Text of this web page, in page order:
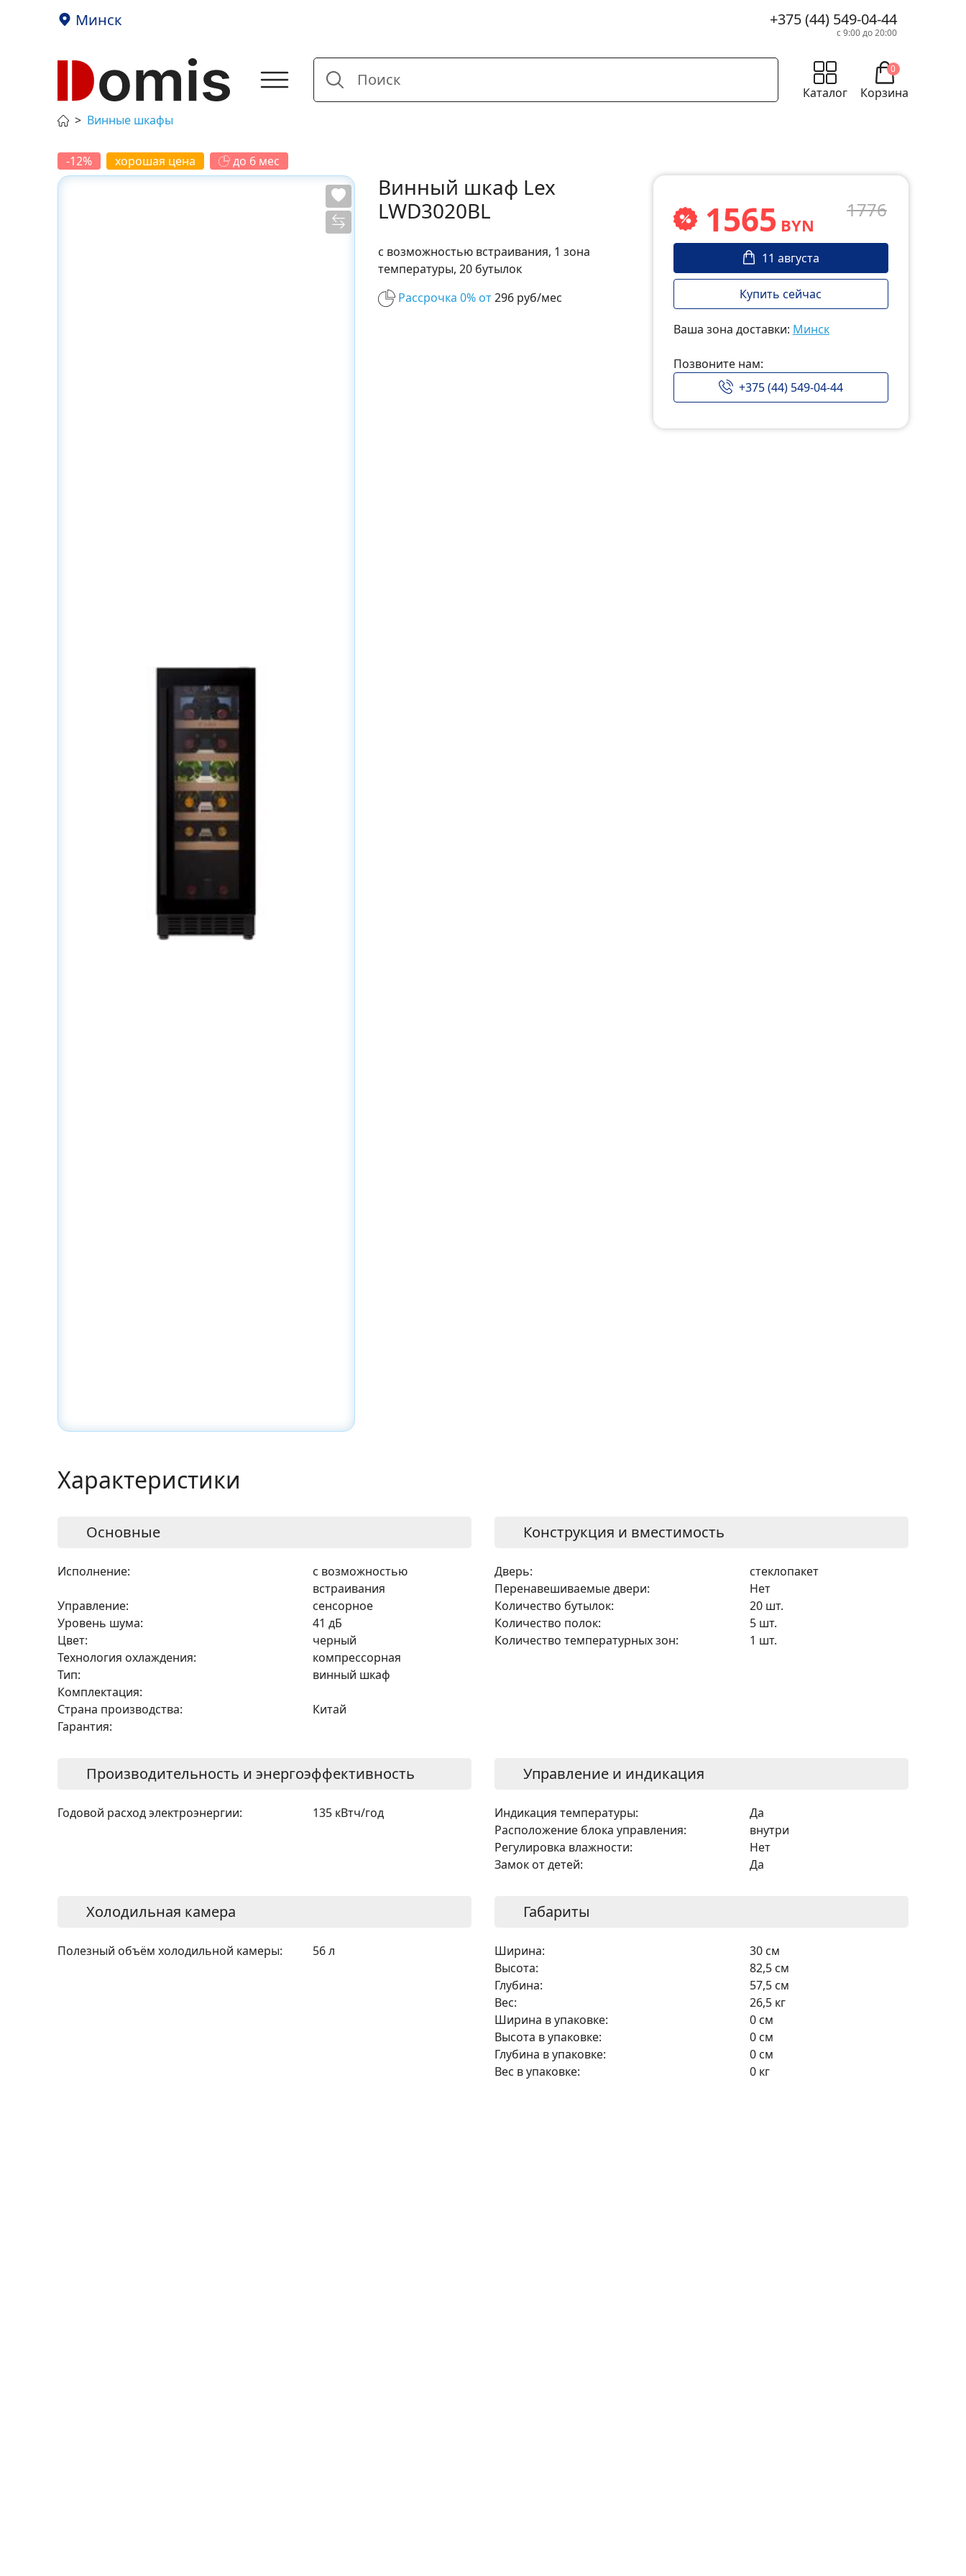
+375 (44) 549-04-44
с 9:00 до 20:00
Корзина
0
Минск
Каталог
Винные шкафы
-12% хорошая цена до 6 мес
Винный шкаф Lex
LWD3020BL
с возможностью встраивания, 1 зона
температуры, 20 бутылок
Рассрочка 0% от296 руб/мес
1565 BYN
1776
11 августа
Купить сейчас
Ваша зона доставки: Минск
Позвоните нам:
+375 (44) 549-04-44
Характеристики
Основные
Исполнение:
с возможностью
встраивания
Управление:
сенсорное
Уровень шума:
41 дБ
Цвет:
черный
Технология охлаждения:
компрессорная
Тип:
винный шкаф
Комплектация:
Страна производства:
Китай
Гарантия:
Конструкция и вместимость
Дверь:
стеклопакет
Перенавешиваемые двери:
Нет
Количество бутылок:
20 шт.
Количество полок:
5 шт.
Количество температурных зон:
1 шт.
Производительность и энергоэффективность
Годовой расход электроэнергии: 135 кВтч/год
Управление и индикация
Индикация температуры:
Да
Расположение блока управления:
внутри
Регулировка влажности:
Нет
Замок от детей:
Да
Холодильная камера
Полезный объём холодильной камеры: 56 л
Габариты
Ширина:
30 см
Высота:
82,5 см
Глубина:
57,5 см
Вес:
26,5 кг
Ширина в упаковке:
0 см
Высота в упаковке:
0 см
Глубина в упаковке:
0 см
Вес в упаковке:
0 кг